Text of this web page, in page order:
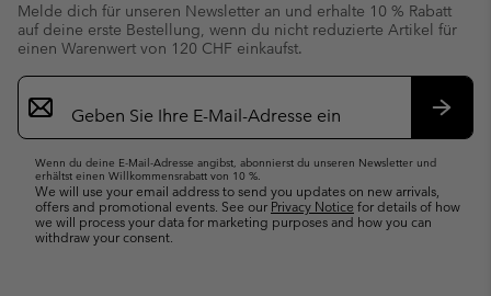
Melde dich für unseren Newsletter an und erhalte 10 % Rabatt
auf deine erste Bestellung, wenn du nicht reduzierte Artikel für
einen Warenwert von 120 CHF einkaufst.
Newsletter-
Anmeldung
Wenn du deine E-Mail-Adresse angibst, abonnierst du unseren Newsletter und
erhältst einen Willkommensrabatt von 10 %.
We will use your email address to send you updates on new arrivals,
offers and promotional events. See our Privacy Notice for details of how
we will process your data for marketing purposes and how you can
withdraw your consent.